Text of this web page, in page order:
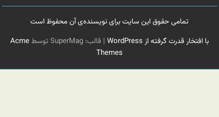
تمامی حقوق این سایت برای نویسنده‌ی آن محفوظ است
با افتخار قدرت گرفته از WordPress
| قالب: SuperMag توسط
Acme
Themes